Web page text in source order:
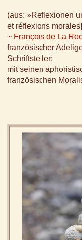
(aus: »Reflexionen
et réflexions
~ François de La
französischer
Schriftsteller;
mit seinen
französischen